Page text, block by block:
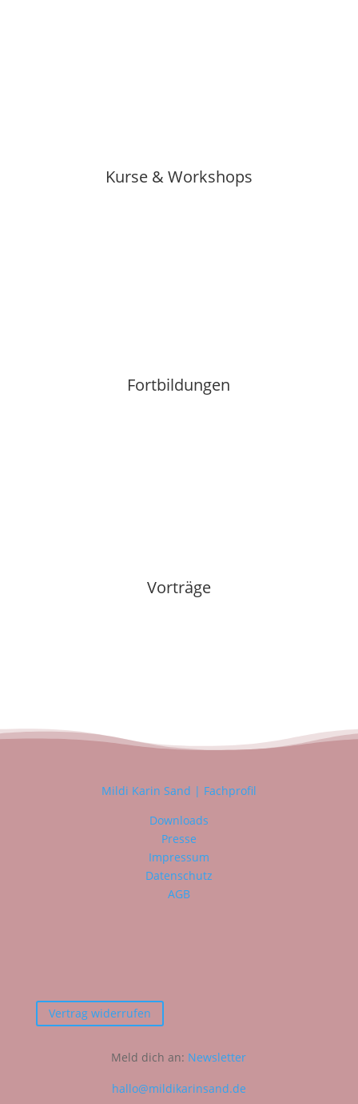
Kurse & Workshops
Fortbildungen
Vorträge
Mildi Karin Sand | Fachprofil
Downloads
Presse
Impressum
Datenschutz
AGB
Vertrag widerrufen
Meld dich an: Newsletter
hallo@mildikarinsand.de